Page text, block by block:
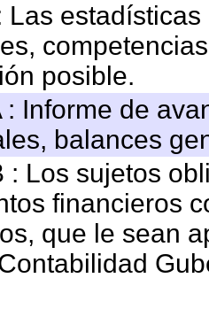
Las
posible.
: Informe de
balances
: Los sujetos
financieros
que le sean